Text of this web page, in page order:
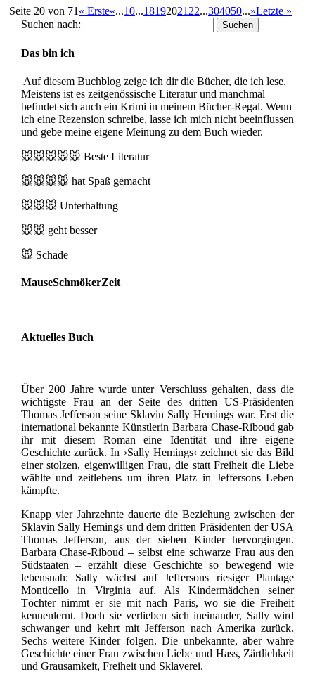
Seite 20 von 71 « Erste«...10...18192021 22...304050...»Letzte »
Suchen nach:
Das bin ich
Auf diesem Buchblog zeige ich dir die Bücher, die ich lese.
Meistens ist es zeitgenössische Literatur und manchmal
befindet sich auch ein Krimi in meinem Bücher-Regal. Wenn
ich eine Rezension schreibe, lasse ich mich nicht beeinflussen
und gebe meine eigene Meinung zu dem Buch wieder.
🐭🐭🐭🐭🐭 Beste Literatur
🐭🐭🐭🐭 hat Spaß gemacht
🐭🐭🐭 Unterhaltung
🐭🐭 geht besser
🐭 Schade
MauseSchmökerZeit
Aktuelles Buch
Über 200 Jahre wurde unter Verschluss gehalten, dass die
wichtigste Frau an der Seite des dritten US-Präsidenten
Thomas Jefferson seine Sklavin Sally Hemings war. Erst die
international bekannte Künstlerin Barbara Chase-Riboud gab
ihr mit diesem Roman eine Identität und ihre eigene
Geschichte zurück. In ›Sally Hemings‹ zeichnet sie das Bild
einer stolzen, eigenwilligen Frau, die statt Freiheit die Liebe
wählte und zeitlebens um ihren Platz in Jeffersons Leben
kämpfte.
Knapp vier Jahrzehnte dauerte die Beziehung zwischen der
Sklavin Sally Hemings und dem dritten Präsidenten der USA
Thomas Jefferson, aus der sieben Kinder hervorgingen.
Barbara Chase-Riboud – selbst eine schwarze Frau aus den
Südstaaten – erzählt diese Geschichte so bewegend wie
lebensnah: Sally wächst auf Jeffersons riesiger Plantage
Monticello in Virginia auf. Als Kindermädchen seiner
Töchter nimmt er sie mit nach Paris, wo sie die Freiheit
kennenlernt. Doch sie verlieben sich ineinander, Sally wird
schwanger und kehrt mit Jefferson nach Amerika zurück.
Sechs weitere Kinder folgen. Die unbekannte, aber wahre
Geschichte einer Frau zwischen Liebe und Hass, Zärtlichkeit
und Grausamkeit, Freiheit und Sklaverei.